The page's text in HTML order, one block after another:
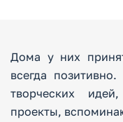
Дома у них
всегда
творческих
проекты,